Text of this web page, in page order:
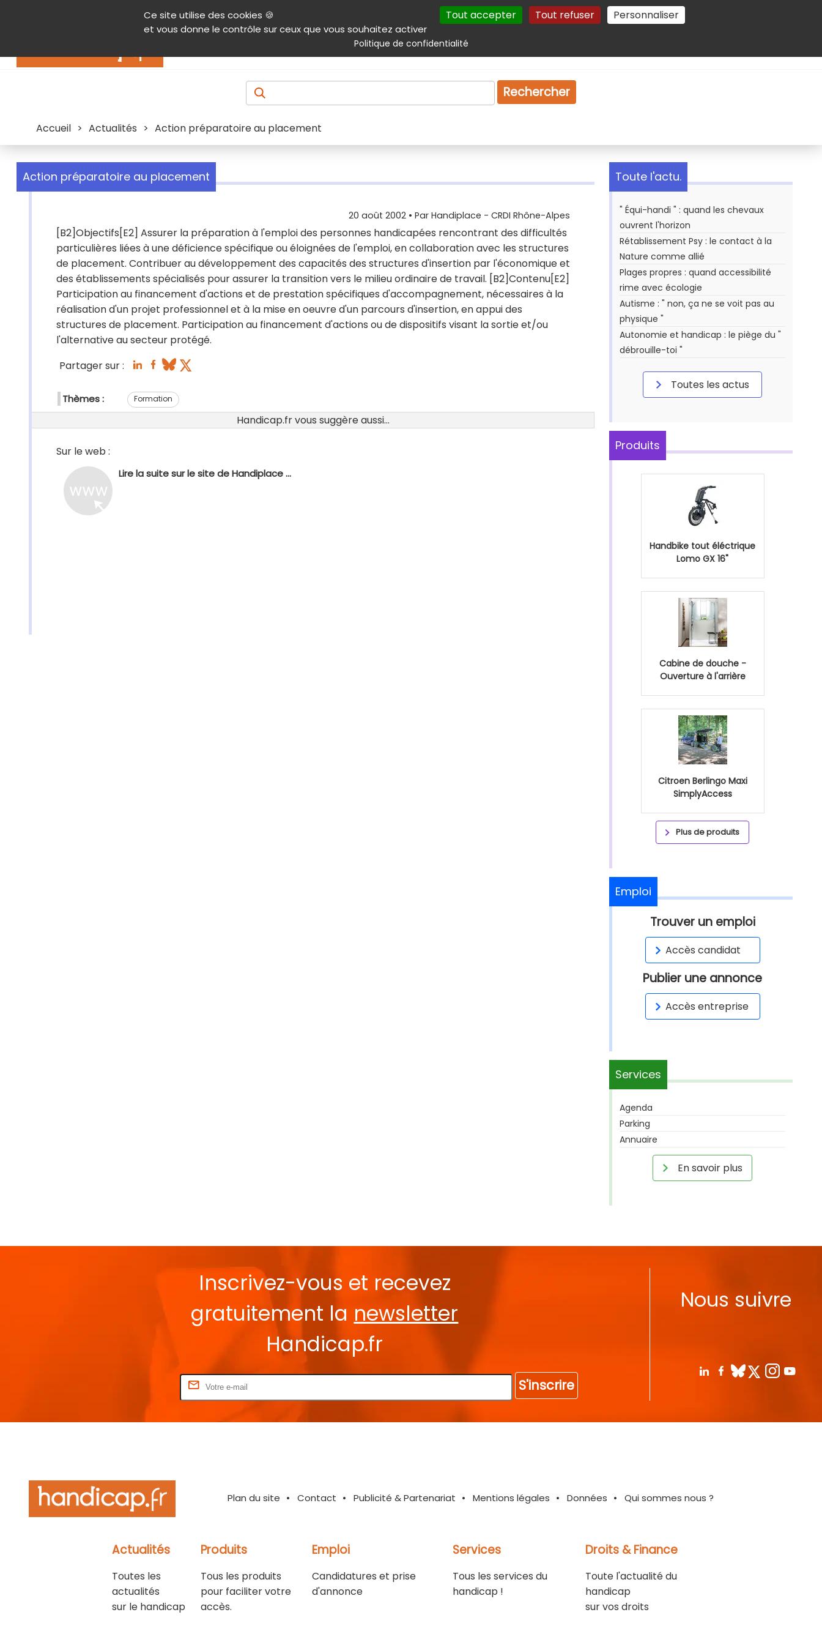
Ce site utilise des cookies 🍪
et vous donne le contrôle sur ceux que vous souhaitez activer
Tout accepter Tout refuser Personnaliser
Politique de confidentialité
Contenu Aide et accessibilité Menu principal Autres services Plan du site Gestion des cookies
Produits & services Emploi Droit
Rechercher
Accueil > Actualités > Action préparatoire au placement
Action préparatoire au placement
20 août 2002 • Par Handiplace - CRDI Rhône-Alpes
[B2]Objectifs[E2] Assurer la préparation à l'emploi des personnes handicapées rencontrant des difficultés
particulières liées à une déficience spécifique ou éloignées de l'emploi, en collaboration avec les structures
de placement. Contribuer au développement des capacités des structures d'insertion par l'économique et
des établissements spécialisés pour assurer la transition vers le milieu ordinaire de travail. [B2]Contenu[E2]
Participation au financement d'actions et de prestation spécifiques d'accompagnement, nécessaires à la
réalisation d'un projet professionnel et à la mise en oeuvre d'un parcours d'insertion, en appui des
structures de placement. Participation au financement d'actions ou de dispositifs visant la sortie et/ou
l'alternative au secteur protégé.
Partager sur :
Thèmes : Formation
Handicap.fr vous suggère aussi...
Sur le web :
Lire la suite sur le site de Handiplace ...
Toute l'actu.
" Équi-handi " : quand les chevaux
ouvrent l'horizon
Rétablissement Psy : le contact à la
Nature comme allié
Plages propres : quand accessibilité
rime avec écologie
Autisme : " non, ça ne se voit pas au
physique "
Autonomie et handicap : le piège du "
débrouille-toi "
Toutes les actus
Produits
Handbike tout éléctrique
Lomo GX 16"
Cabine de douche -
Ouverture à l'arrière
Citroen Berlingo Maxi
SimplyAccess
Plus de produits
Emploi
Trouver un emploi
Accès candidat
Publier une annonce
Accès entreprise
Services
Agenda
Parking
Annuaire
En savoir plus
Inscrivez-vous et recevez
gratuitement la newsletter
Handicap.fr
S'inscrire
Nous suivre
Plan du site Contact Publicité & Partenariat Mentions légales Données Qui sommes nous ?
Actualités
Toutes les
actualités
sur le handicap
Produits
Tous les produits
pour faciliter votre
accès.
Emploi
Candidatures et prise
d'annonce
Services
Tous les services du
handicap !
Droits & Finance
Toute l'actualité du
handicap
sur vos droits